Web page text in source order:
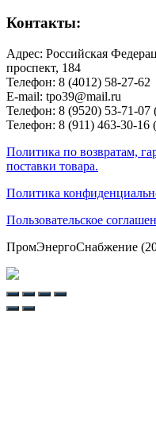
Контакты:
Адрес: Российская
проспект, 184
Телефон: 8 (4012) 58-27-62
E-mail: tpo39@mail.ru
Телефон: 8 (9520) 53-71-07
Телефон: 8 (911) 463-30-16
Политика по возвратам,
поставки товара.
Политика
Пользовательское
ПромЭнергоСнабжение